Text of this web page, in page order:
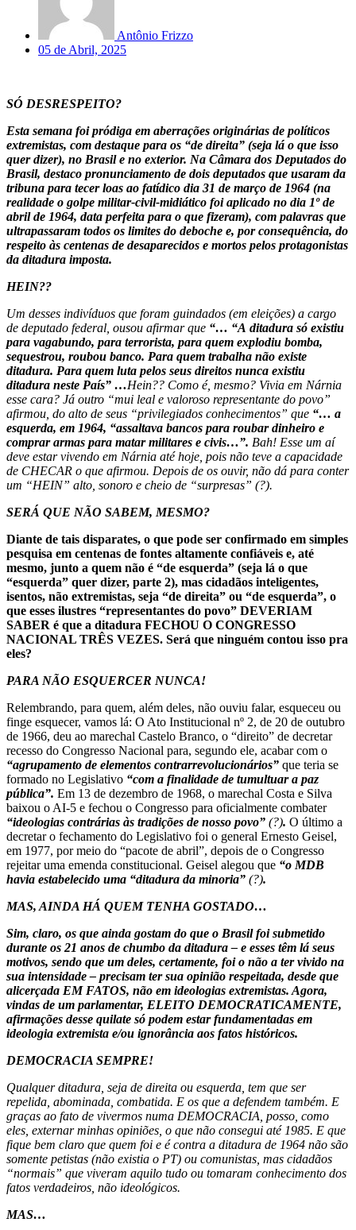
Antônio Frizzo
05 de Abril, 2025
SÓ DESRESPEITO?
Esta semana foi pródiga em aberrações originárias de políticos
extremistas, com destaque para os “de direita” (seja lá o que isso
quer dizer), no Brasil e no exterior. Na Câmara dos Deputados do
Brasil, destaco pronunciamento de dois deputados que usaram da
tribuna para tecer loas ao fatídico dia 31 de março de 1964 (na
realidade o golpe militar-civil-midiático foi aplicado no dia 1º de
abril de 1964, data perfeita para o que fizeram), com palavras que
ultrapassaram todos os limites do deboche e, por consequência, do
respeito às centenas de desaparecidos e mortos pelos protagonistas
da ditadura imposta.
HEIN??
Um desses indivíduos que foram guindados (em eleições) a cargo
de deputado federal, ousou afirmar que “… “A ditadura só existiu
para vagabundo, para terrorista, para quem explodiu bomba,
sequestrou, roubou banco. Para quem trabalha não existe
ditadura. Para quem luta pelos seus direitos nunca existiu
ditadura neste País” …Hein?? Como é, mesmo? Vivia em Nárnia
esse cara? Já outro “mui leal e valoroso representante do povo”
afirmou, do alto de seus “privilegiados conhecimentos” que “… a
esquerda, em 1964, “assaltava bancos para roubar dinheiro e
comprar armas para matar militares e civis…”. Bah! Esse um aí
deve estar vivendo em Nárnia até hoje, pois não teve a capacidade
de CHECAR o que afirmou. Depois de os ouvir, não dá para conter
um “HEIN” alto, sonoro e cheio de “surpresas” (?).
SERÁ QUE NÃO SABEM, MESMO?
Diante de tais disparates, o que pode ser confirmado em simples
pesquisa em centenas de fontes altamente confiáveis e, até
mesmo, junto a quem não é “de esquerda” (seja lá o que
“esquerda” quer dizer, parte 2), mas cidadãos inteligentes,
isentos, não extremistas, seja “de direita” ou “de esquerda”, o
que esses ilustres “representantes do povo” DEVERIAM
SABER é que a ditadura FECHOU O CONGRESSO
NACIONAL TRÊS VEZES. Será que ninguém contou isso pra
eles?
PARA NÃO ESQUERCER NUNCA!
Relembrando, para quem, além deles, não ouviu falar, esqueceu ou
finge esquecer, vamos lá: O Ato Institucional nº 2, de 20 de outubro
de 1966, deu ao marechal Castelo Branco, o “direito” de decretar
recesso do Congresso Nacional para, segundo ele, acabar com o
“agrupamento de elementos contrarrevolucionários” que teria se
formado no Legislativo “com a finalidade de tumultuar a paz
pública”. Em 13 de dezembro de 1968, o marechal Costa e Silva
baixou o AI-5 e fechou o Congresso para oficialmente combater
“ideologias contrárias às tradições de nosso povo” (?). O último a
decretar o fechamento do Legislativo foi o general Ernesto Geisel,
em 1977, por meio do “pacote de abril”, depois de o Congresso
rejeitar uma emenda constitucional. Geisel alegou que “o MDB
havia estabelecido uma “ditadura da minoria” (?).
MAS, AINDA HÁ QUEM TENHA GOSTADO…
Sim, claro, os que ainda gostam do que o Brasil foi submetido
durante os 21 anos de chumbo da ditadura – e esses têm lá seus
motivos, sendo que um deles, certamente, foi o não a ter vivido na
sua intensidade – precisam ter sua opinião respeitada, desde que
alicerçada EM FATOS, não em ideologias extremistas. Agora,
vindas de um parlamentar, ELEITO DEMOCRATICAMENTE,
afirmações desse quilate só podem estar fundamentadas em
ideologia extremista e/ou ignorância aos fatos históricos.
DEMOCRACIA SEMPRE!
Qualquer ditadura, seja de direita ou esquerda, tem que ser
repelida, abominada, combatida. E os que a defendem também. E
graças ao fato de vivermos numa DEMOCRACIA, posso, como
eles, externar minhas opiniões, o que não consegui até 1985. E que
fique bem claro que quem foi e é contra a ditadura de 1964 não são
somente petistas (não existia o PT) ou comunistas, mas cidadãos
“normais” que viveram aquilo tudo ou tomaram conhecimento dos
fatos verdadeiros, não ideológicos.
MAS…